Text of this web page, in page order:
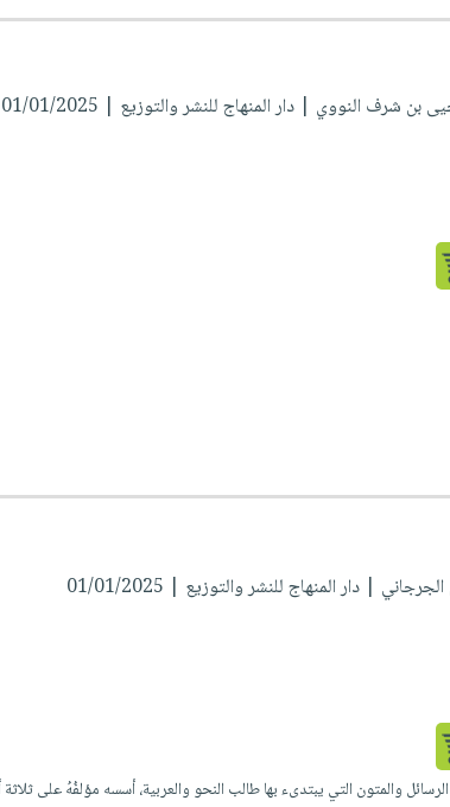
بن شرف النووي | دار المنهاج للنشر والتوزيع | 01/01/2025
الجرجاني | دار المنهاج للنشر والتوزيع | 01/01/2025
والمتون التي يبتدىء بها طالب النحو والعربية، أسسه مؤلفُهُ على